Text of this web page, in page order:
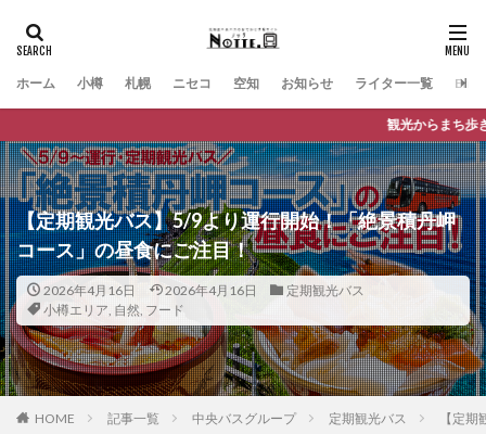
ホーム 小樽 札幌 ニセコ 空知 お知らせ ライター一覧
観光からまち歩きまで、バスに乗っておでか
【定期観光バス】5/9より運行開始！「絶景積丹岬
コース」の昼食にご注目！
2026年4月16日 2026年4月16日
定期観光バス
小樽エリア, 自然, フード
HOME 記事一覧 中央バスグループ 定期観光バス 【定